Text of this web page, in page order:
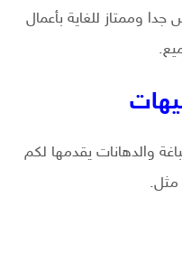
وممتاز للغاية بأعمال
والدهانات يقدمها لكم
مثل.